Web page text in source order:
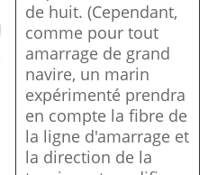
de huit. (Cependant,
comme pour tout
amarrage de grand
navire, un marin
expérimenté prendra
en compte la fibre de
la ligne d'amarrage et
la direction de la